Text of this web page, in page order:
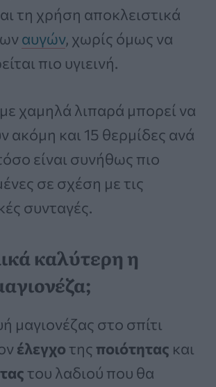
τη χρήση αποκλειστικά
αυγών, χωρίς όμως να
πιο υγιεινή.
χαμηλά λιπαρά μπορεί να
ακόμη και 15 θερμίδες ανά
είναι συνήθως πιο
σε σχέση με τις
συνταγές.
καλύτερη η
μαγιονέζας στο σπίτι
έλεγχο της ποιότητας και
του λαδιού που θα